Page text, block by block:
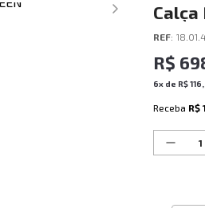
Calça
REF:
R$
6x de R$116
Receba R$